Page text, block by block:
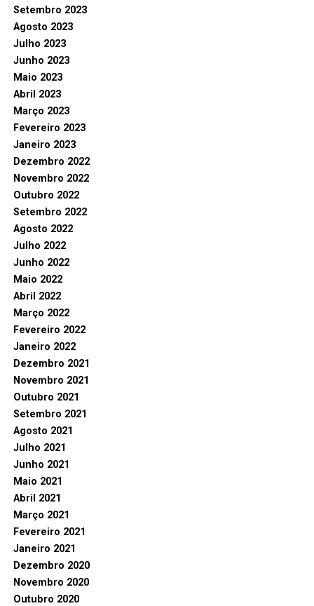
Setembro 2023
Agosto 2023
Julho 2023
Junho 2023
Maio 2023
Abril 2023
Março 2023
Fevereiro 2023
Janeiro 2023
Dezembro 2022
Novembro 2022
Outubro 2022
Setembro 2022
Agosto 2022
Julho 2022
Junho 2022
Maio 2022
Abril 2022
Março 2022
Fevereiro 2022
Janeiro 2022
Dezembro 2021
Novembro 2021
Outubro 2021
Setembro 2021
Agosto 2021
Julho 2021
Junho 2021
Maio 2021
Abril 2021
Março 2021
Fevereiro 2021
Janeiro 2021
Dezembro 2020
Novembro 2020
Outubro 2020